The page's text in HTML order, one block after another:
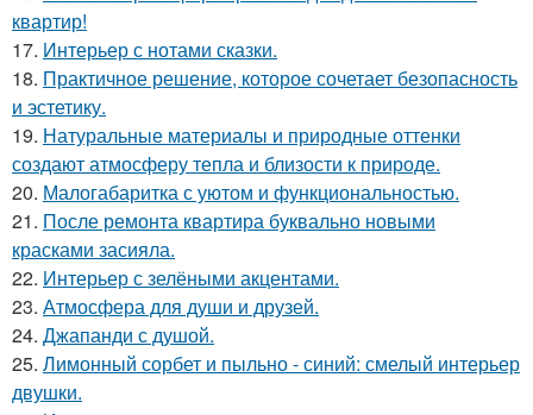
квартир!
17. Интерьер с нотами сказки.
18. Практичное решение, которое сочетает безопасность
и эстетику.
19. Натуральные материалы и природные оттенки
создают атмосферу тепла и близости к природе.
20. Малогабаритка с уютом и функциональностью.
21. После ремонта квартира буквально новыми
красками засияла.
22. Интерьер с зелёными акцентами.
23. Атмосфера для души и друзей.
24. Джапанди с душой.
25. Лимонный сорбет и пыльно - синий: смелый интерьер
двушки.